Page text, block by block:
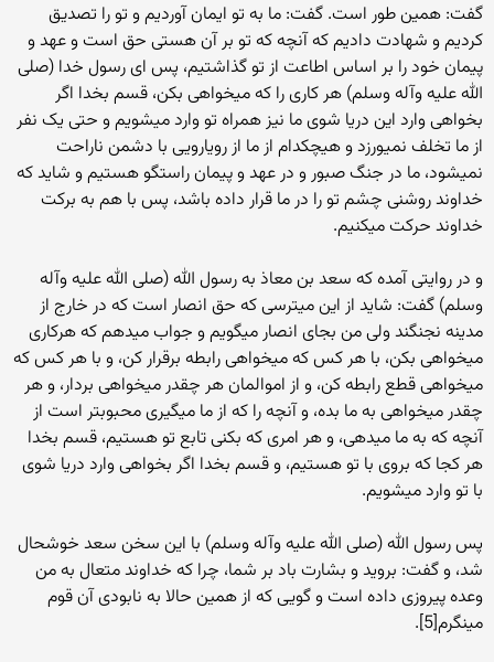
گفت: همین طور است. گفت: ما به تو ایمان آوردیم و تو را تصدیق
کردیم و شهادت دادیم که آنچه که تو بر آن هستی حق است و عهد و
پیمان خود را بر اساس اطاعت از تو گذاشتیم، پس ای رسول خدا (صلی
الله علیه وآله وسلم) هر کاری را که می‏خواهی بکن، قسم بخدا اگر
بخواهی وارد این دریا شوی ما نیز همراه تو وارد می‏شویم و حتی یک نفر
از ما تخلف نمی‏ورزد و هیچکدام از ما از رویارویی با دشمن ناراحت
نمی‏شود، ما در جنگ صبور و در عهد و پیمان راستگو هستیم و شاید که
خداوند روشنی چشم تو را در ما قرار داده باشد، پس با هم به برکت
خداوند حرکت می‏کنیم.
و در روایتی آمده که سعد بن معاذ به رسول الله (صلی الله علیه وآله
وسلم) گفت: شاید از این می‏ترسی که حق انصار است که در خارج از
مدینه نجنگند ولی من بجای انصار می‏گویم و جواب می‏دهم که هرکاری
می‏خواهی بکن، با هر کس که می‏خواهی رابطه برقرار کن، و با هر کس که
می‏خواهی قطع رابطه کن، و از اموالمان هر چقدر می‏خواهی بردار، و هر
چقدر می‏خواهی به ما بده، و آنچه را که از ما می‏گیری محبوبتر است از
آنچه که به ما می‏دهی، و هر امری که بکنی تابع تو هستیم، قسم بخدا
هر کجا که بروی با تو هستیم، و قسم بخدا اگر بخواهی وارد دریا شوی
با تو وارد می‏شویم.
پس رسول الله (صلی الله علیه وآله وسلم) با این سخن سعد خوشحال
شد، و گفت: بروید و بشارت باد بر شما، چرا که خداوند متعال به من
وعده پیروزی داده است و گویی که از همین حالا به نابودی آن قوم
می‏نگرم[5].